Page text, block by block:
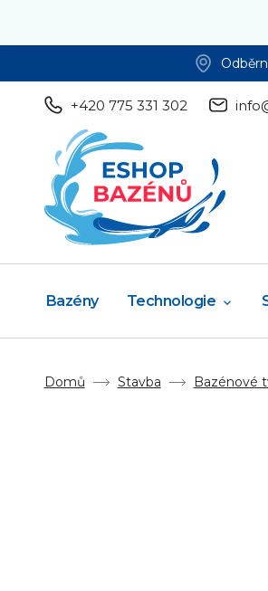
+420 775 331 302
Bazény Technologie
Domů Stavba Bazénové